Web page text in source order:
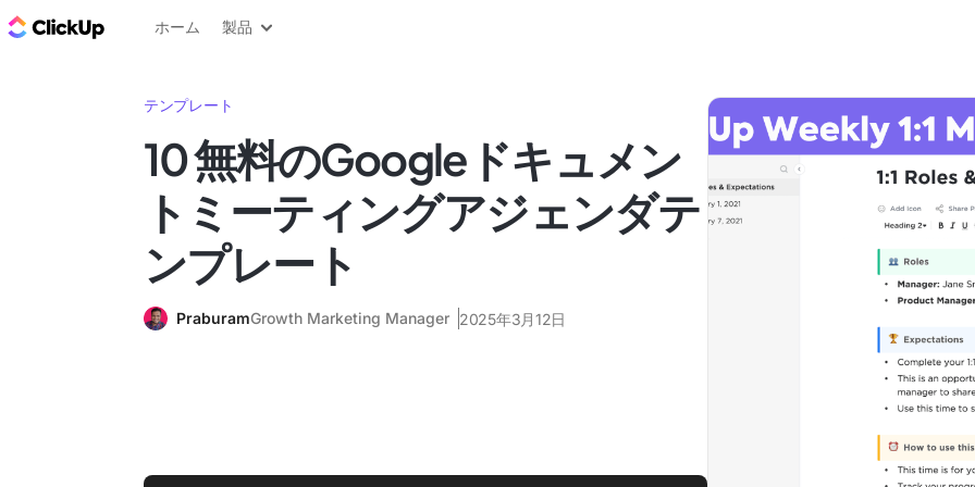
ClickUp ブログ
ホーム 製品
テンプレート
10 無料のGoogleドキュメン
トミーティングアジェンダテ
ンプレート
PraburamGrowth Marketing Manager 2025年3月12日